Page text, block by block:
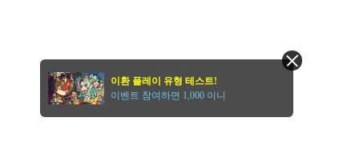
이환 플레이 유형 테스트!
이벤트 참여하면 1,000 이니